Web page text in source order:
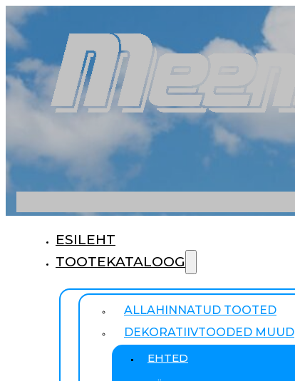
ESILEHT
TOOTEKATALOOG
ALLAHINNATUD TOOTED
DEKORATIIVTOODED MUUD
EHTED